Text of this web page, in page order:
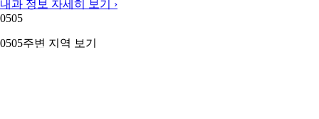
내과 정보 자세히 보기 ›
0505
0505주변 지역 보기